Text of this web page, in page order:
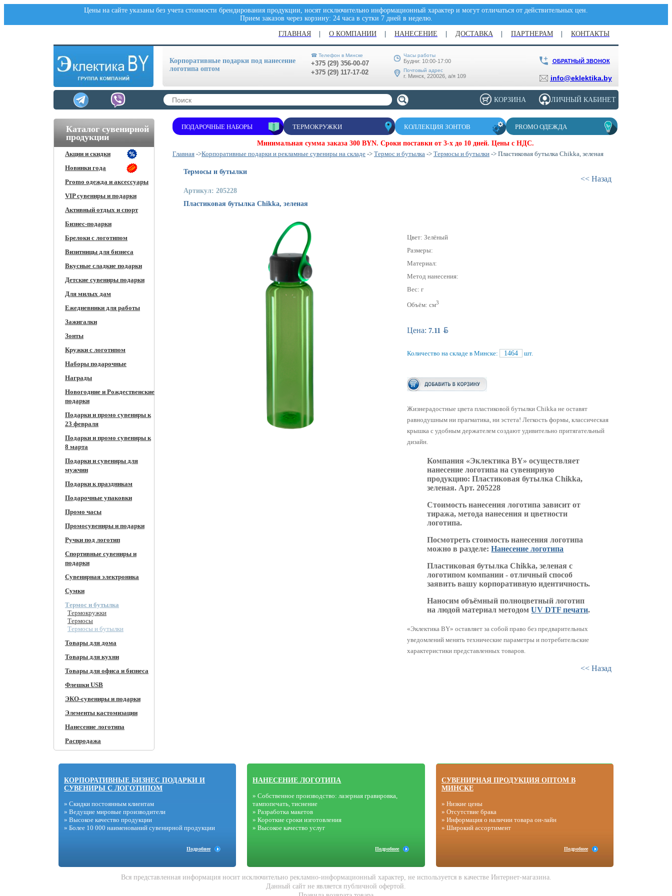
Цены на сайте указаны без учета стоимости брендирования продукции, носят исключительно информационный характер и могут отличаться от действительных цен.
Прием заказов через корзину: 24 часа в сутки 7 дней в неделю.
ГЛАВНАЯ О КОМПАНИИ НАНЕСЕНИЕ ДОСТАВКА ПАРТНЕРАМ КОНТАКТЫ
Корпоративные подарки под нанесение
логотипа оптом
☎ Телефон в Минске
+375 (29) 356-00-07
+375 (29) 117-17-02
Часы работы
Будни: 10:00-17:00
Почтовый адрес
г. Минск, 220026, а/я 109
ОБРАТНЫЙ ЗВОНОК
info@eklektika.by
Каталог сувенирной
продукции
Акции и скидки
Новинки года
Promo одежда и аксессуары
VIP сувениры и подарки
Активный отдых и спорт
Бизнес-подарки
Брелоки с логотипом
Визитницы для бизнеса
Вкусные сладкие подарки
Детские сувениры подарки
Для милых дам
Ежедневники для работы
Зажигалки
Зонты
Кружки c логотипом
Наборы подарочные
Награды
Новогодние и Рождественские
подарки
Подарки и промо сувениры к
23 февраля
Подарки и промо сувениры к
8 марта
Подарки и сувениры для
мужчин
Подарки к праздникам
Подарочные упаковки
Промо часы
Промосувениры и подарки
Ручки под логотип
Спортивные сувениры и
подарки
Сувенирная электроника
Сумки
Термос и бутылка
Термокружки
Термосы
Термосы и бутылки
Товары для дома
Товары для кухни
Товары для офиса и бизнеса
Флешки USB
ЭКО-сувениры и подарки
Элементы кастомизации
Нанесение логотипа
Распродажа
ПОДАРОЧНЫЕ НАБОРЫ ТЕРМОКРУЖКИ КОЛЛЕКЦИЯ ЗОНТОВ PROMO ОДЕЖДА
Минимальная сумма заказа 300 BYN. Сроки поставки от 3-х до 10 дней. Цены с НДС.
Главная ->Корпоративные подарки и рекламные сувениры на складе -> Термос и бутылка -> Термосы и бутылки -> Пластиковая бутылка Chikka, зеленая
<< Назад
Термосы и бутылки
Артикул: 205228
Пластиковая бутылка Chikka, зеленая
Цвет: Зелёный
Размеры:
Материал:
Метод нанесения:
Вес: г
Объём: см3
Цена: 7.11 BYN
Количество на складе в Минске: 1464 шт.
Жизнерадостные цвета пластиковой бутылки Chikka не оставят
равнодушным ни прагматика, ни эстета! Легкость формы, классическая
крышка с удобным держателем создают удивительно притягательный
дизайн.
Компания «Эклектика BY» осуществляет
нанесение логотипа на сувенирную
продукцию: Пластиковая бутылка Chikka,
зеленая. Арт. 205228
Стоимость нанесения логотипа зависит от
тиража, метода нанесения и цветности
логотипа.
Посмотреть стоимость нанесения логотипа
можно в разделе:Нанесение логотипа
Пластиковая бутылка Chikka, зеленая с
логотипом компании - отличный способ
заявить вашу корпоративную идентичность.
Наносим объёмный полноцветный логотип
на людой материал методомUV DTF печати.
«Эклектика BY» оставляет за собой право без предварительных
уведомлений менять технические параметры и потребительские
характеристики представленных товаров.
<< Назад
КОРПОРАТИВНЫЕ БИЗНЕС ПОДАРКИ И
СУВЕНИРЫ С ЛОГОТИПОМ
» Скидки постоянным клиентам
» Ведущие мировые производители
» Высокое качество продукции
» Более 10 000 наименований сувенирной продукции
Подробнее
НАНЕСЕНИЕ ЛОГОТИПА
» Собственное производство: лазерная гравировка,
тампопечать, тиснение
» Разработка макетов
» Короткие сроки изготовления
» Высокое качество услуг
Подробнее
СУВЕНИРНАЯ ПРОДУКЦИЯ ОПТОМ В
МИНСКЕ
» Низкие цены
» Отсутствие брака
» Информация о наличии товара он-лайн
» Широкий ассортимент
Подробнее
Вся представленная информация носит исключительно рекламно-информационный характер, не используется в качестве Интернет-магазина.
Данный сайт не является публичной офертой.
ЛИЧНЫЙ КАБИНЕТ
КОРЗИНА